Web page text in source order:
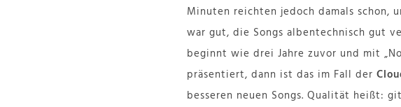
Minuten reichten jedoch damals schon,
war gut, die Songs albentechnisch gut
beginnt wie drei Jahre zuvor und mit
präsentiert, dann ist das im Fall der
besseren neuen Songs. Qualität heißt: